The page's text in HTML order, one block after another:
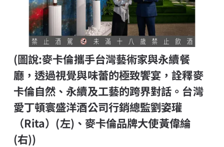
(圖說:麥卡倫攜手台灣藝術家與永續餐
廳，透過視覺與味蕾的極致饗宴，詮釋麥
卡倫自然、永續及工藝的跨界對話。台灣
愛丁頓寰盛洋酒公司行銷總監劉姿瓘
（Rita）(左)、麥卡倫品牌大使黃偉綸
(右))